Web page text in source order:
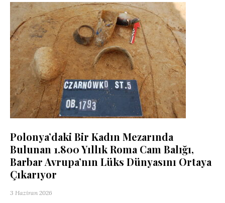
Polonya’daki Bir Kadın Mezarında
Bulunan 1.800 Yıllık Roma Cam Balığı,
Barbar Avrupa’nın Lüks Dünyasını Ortaya
Çıkarıyor
3 Haziran 2026